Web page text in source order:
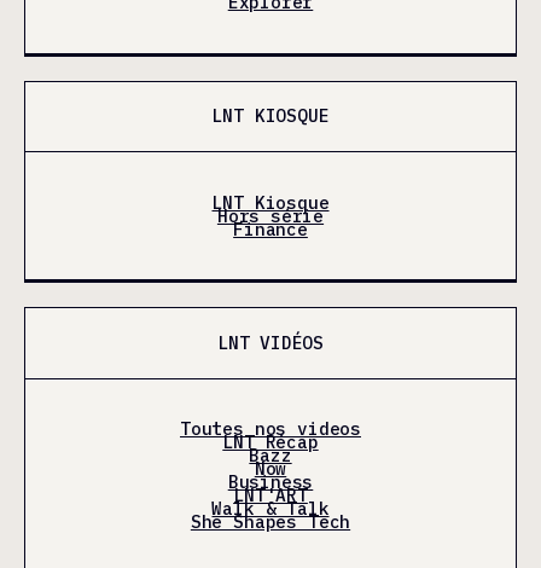
LNT KIOSQUE
LNT Kiosque
Hors série
Finance
LNT VIDÉOS
Toutes nos videos
LNT Récap
Bazz
Now
Business
LNT'ART
Walk & Talk
She Shapes Tech